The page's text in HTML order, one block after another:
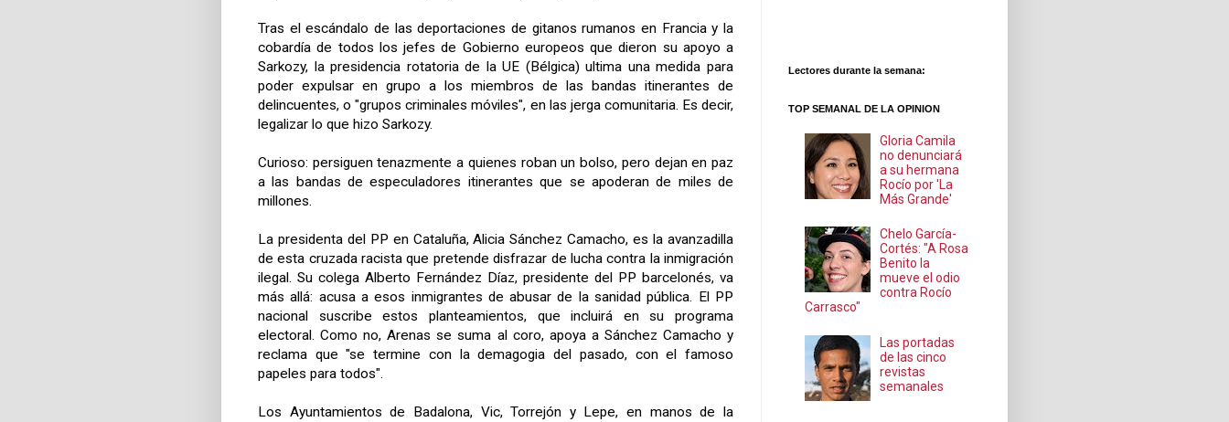
Tras el escándalo de las deportaciones de gitanos rumanos en Francia y la
cobardía de todos los jefes de Gobierno europeos que dieron su apoyo a
Sarkozy, la presidencia rotatoria de la UE (Bélgica) ultima una medida para
poder expulsar en grupo a los miembros de las bandas itinerantes de
delincuentes, o "grupos criminales móviles", en las jerga comunitaria. Es decir,
legalizar lo que hizo Sarkozy.
Curioso: persiguen tenazmente a quienes roban un bolso, pero dejan en paz
a las bandas de especuladores itinerantes que se apoderan de miles de
millones.
La presidenta del PP en Cataluña, Alicia Sánchez Camacho, es la avanzadilla
de esta cruzada racista que pretende disfrazar de lucha contra la inmigración
ilegal. Su colega Alberto Fernández Díaz, presidente del PP barcelonés, va
más allá: acusa a esos inmigrantes de abusar de la sanidad pública. El PP
nacional suscribe estos planteamientos, que incluirá en su programa
electoral. Como no, Arenas se suma al coro, apoya a Sánchez Camacho y
reclama que "se termine con la demagogia del pasado, con el famoso
papeles para todos".
Los Ayuntamientos de Badalona, Vic, Torrejón y Lepe, en manos de la
Lectores durante la semana:
TOP SEMANAL DE LA OPINION
Gloria Camila
no denunciará
a su hermana
Rocío por 'La
Más Grande'
Chelo García-
Cortés: "A Rosa
Benito la
mueve el odio
contra Rocío
Carrasco"
Las portadas
de las cinco
revistas
semanales